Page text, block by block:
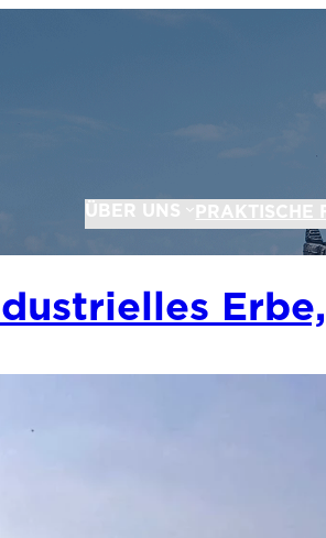
ÜBER UNS PRAKTISCHE